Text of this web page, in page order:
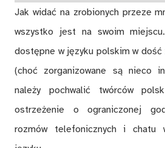
Jak widać na zrobionych przeze
wszystko jest na swoim
dostępne w języku polskim w dość
(choć zorganizowane są nieco
należy pochwalić twórców
ostrzeżenie o ograniczonej
rozmów telefonicznych i chatu